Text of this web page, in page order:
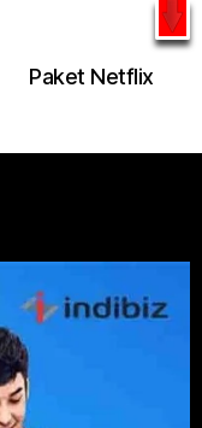
Paket Netflix